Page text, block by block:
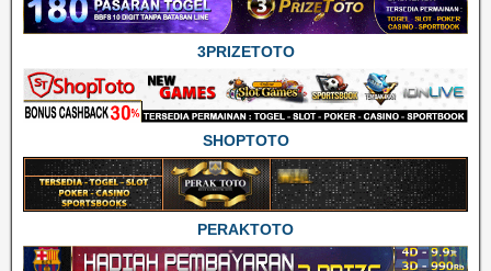
3PRIZETOTO
SHOPTOTO
PERAKTOTO